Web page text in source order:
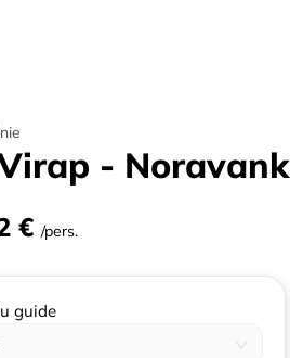
- Noravank
€ /pers.
guide